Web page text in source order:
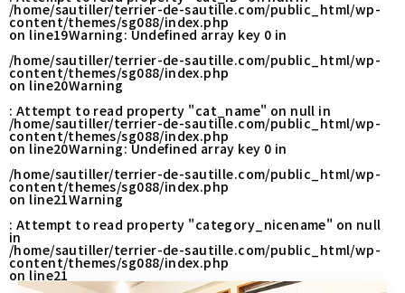
/home/sautiller/terrier-de-sautille.com/public_html/wp-
content/themes/sg088/index.php
on line19Warning: Undefined array key 0 in
/home/sautiller/terrier-de-sautille.com/public_html/wp-
content/themes/sg088/index.php
on line20Warning
: Attempt to read property "cat_name" on null in
/home/sautiller/terrier-de-sautille.com/public_html/wp-
content/themes/sg088/index.php
on line20Warning: Undefined array key 0 in
/home/sautiller/terrier-de-sautille.com/public_html/wp-
content/themes/sg088/index.php
on line21Warning
: Attempt to read property "category_nicename" on null
in
/home/sautiller/terrier-de-sautille.com/public_html/wp-
content/themes/sg088/index.php
on line21
NEWS
ONLINE SHOP
CONTACT
営業時間 11:00～18:00
お問い合わせはこちら